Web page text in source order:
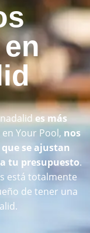
es más
Your Pool, nos
se ajustan
tu presupuesto.
está totalmente
de tener una